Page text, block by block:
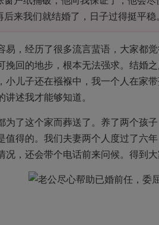
来我们就结婚了，日子过得挺平稳
易，经历了很多流言蜚语，大家都
挽回的地步，根本无法强求。结婚
小儿子还在襁褓中，我一个人在家
讲述我才能够知道。
为了这个家而葬送了。养了两个孩
值得的。我们夫妻两个人度过了六
况，还会带个电话前来问候。得到大